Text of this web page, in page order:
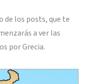
los posts, que te
a ver las
por Grecia.